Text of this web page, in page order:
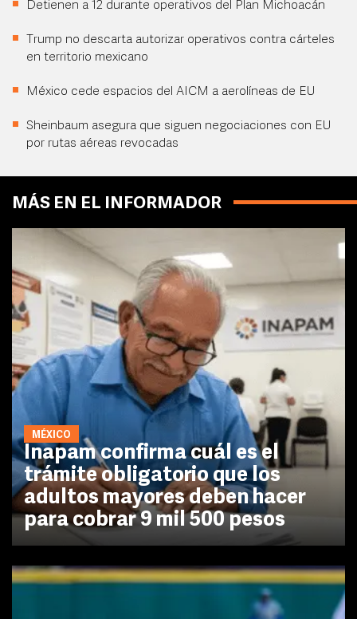
Detienen a 12 durante operativos del Plan Michoacán
Trump no descarta autorizar operativos contra cárteles
en territorio mexicano
México cede espacios del AICM a aerolíneas de EU
Sheinbaum asegura que siguen negociaciones con EU
por rutas aéreas revocadas
MÁS EN EL INFORMADOR
MÉXICO
Inapam confirma cuál es el
trámite obligatorio que los
adultos mayores deben hacer
para cobrar 9 mil 500 pesos